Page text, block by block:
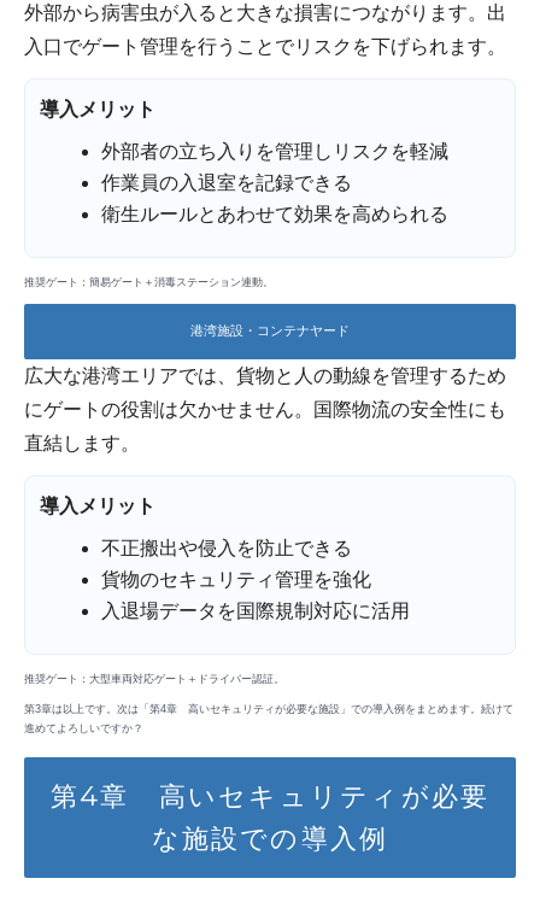
外部から病害虫が入ると大きな損害につながります。出
入口でゲート管理を行うことでリスクを下げられます。
導入メリット
外部者の立ち入りを管理しリスクを軽減
作業員の入退室を記録できる
衛生ルールとあわせて効果を高められる
推奨ゲート：簡易ゲート＋消毒ステーション連動。
港湾施設・コンテナヤード
広大な港湾エリアでは、貨物と人の動線を管理するため
にゲートの役割は欠かせません。国際物流の安全性にも
直結します。
導入メリット
不正搬出や侵入を防止できる
貨物のセキュリティ管理を強化
入退場データを国際規制対応に活用
推奨ゲート：大型車両対応ゲート＋ドライバー認証。
第3章は以上です。次は「第4章 高いセキュリティが必要な施設」での導入例をまとめます。続けて
進めてよろしいですか？
第4章 高いセキュリティが必要
な施設での導入例